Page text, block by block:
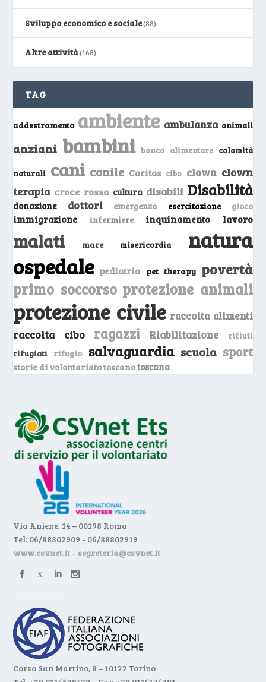
Sviluppo economico e sociale(88)
Altre attività(168)
TAG
addestramento ambiente ambulanza animali
anziani bambini banco alimentare calamità
naturali cani canile Caritas cibo clown clown
terapia croce rossa cultura disabili Disabilità
donazione dottori emergenza esercitazione gioco
immigrazione infermiere inquinamento lavoro
malati mare misericordia natura
ospedale pediatria pet therapy povertà
primo soccorso protezione animali
protezione civile raccolta alimenti
raccolta cibo ragazzi Riabilitazione
rifiuti
rifugiati
rifugio salvaguardia scuola sport
storie di volontariato toscanotoscana
Via Aniene, 14 – 00198 Roma
Tel: 06/88802909 - 06/88802919
www.csvnet.it– segreteria@csvnet.it
Corso San Martino, 8 – 10122 Torino